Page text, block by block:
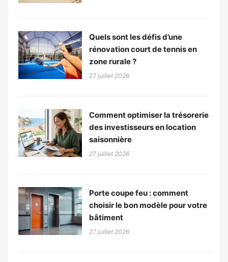
Quels sont les défis d’une
rénovation court de tennis en
zone rurale ?
27 juillet 2026
Comment optimiser la trésorerie
des investisseurs en location
saisonnière
27 juillet 2026
Porte coupe feu : comment
choisir le bon modèle pour votre
bâtiment
27 juillet 2026